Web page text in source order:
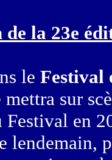
la 23e
le Festival
mettra sur
Festival en
lendemain,